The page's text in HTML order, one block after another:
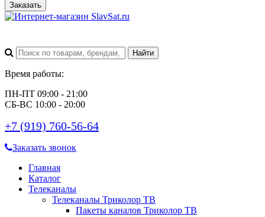
Заказать
Время работы:
ПН-ПТ 09:00 - 21:00
СБ-ВС 10:00 - 20:00
+7 (919) 760-56-64
Заказать звонок
Главная
Каталог
Телеканалы
Телеканалы Триколор ТВ
Пакеты каналов Триколор ТВ